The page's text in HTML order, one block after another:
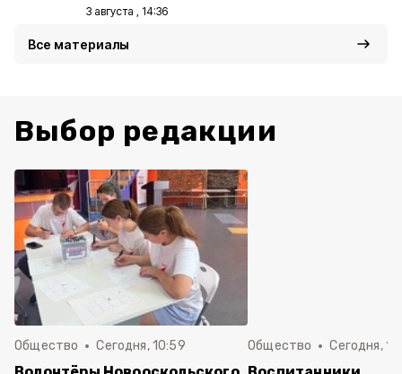
3 августа , 14:36
Все материалы
Выбор редакции
Общество Сегодня, 10:59 Общество Сегодня,